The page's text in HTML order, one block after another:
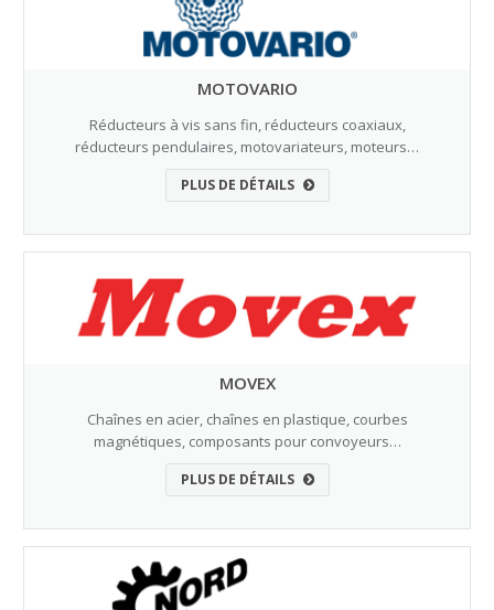
MOTOVARIO
Réducteurs à vis sans fin, réducteurs coaxiaux,
réducteurs pendulaires, motovariateurs, moteurs…
PLUS DE DÉTAILS
MOVEX
Chaînes en acier, chaînes en plastique, courbes
magnétiques, composants pour convoyeurs…
PLUS DE DÉTAILS